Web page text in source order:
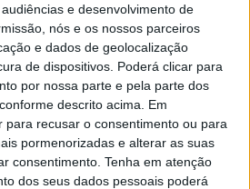
e desenvolvimento de
nós e os nossos parceiros
e dados de geolocalização
de dispositivos. Poderá clicar para
por nossa parte e pela parte dos
descrito acima. Em
para recusar o consentimento ou para
pormenorizadas e alterar as suas
consentimento. Tenha em atenção
dos seus dados pessoais poderá
Académica de Castelo
a diversidade de talentos
do Instituto Politécnico de
contou com a participação de
nas 9 modalidades.
intensa e repleta de
a Associação